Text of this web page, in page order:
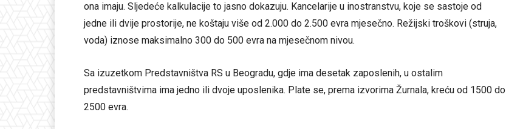
ona imaju. Sljedeće kalkulacije to jasno dokazuju. Kancelarije u inostranstvu, koje se sastoje od
jedne ili dvije prostorije, ne koštaju više od 2.000 do 2.500 evra mjesečno. Režijski troškovi (struja,
voda) iznose maksimalno 300 do 500 evra na mjesečnom nivou.
Sa izuzetkom Predstavništva RS u Beogradu, gdje ima desetak zaposlenih, u ostalim
predstavništvima ima jedno ili dvoje uposlenika. Plate se, prema izvorima Žurnala, kreću od 1500 do
2500 evra.